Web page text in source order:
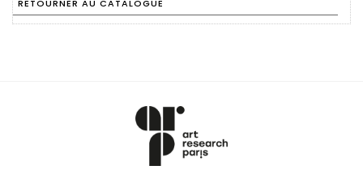
RETOURNER AU CATALOGUE